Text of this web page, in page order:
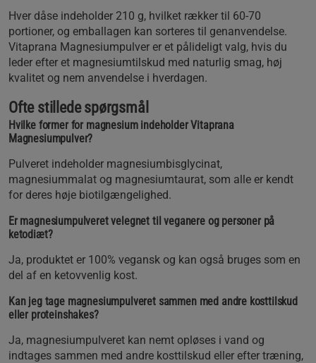
Hver dåse indeholder 210 g, hvilket rækker til 60-70
portioner, og emballagen kan sorteres til genanvendelse.
Vitaprana Magnesiumpulver er et pålideligt valg, hvis du
leder efter et magnesiumtilskud med naturlig smag, høj
kvalitet og nem anvendelse i hverdagen.
Ofte stillede spørgsmål
Hvilke former for magnesium indeholder Vitaprana
Magnesiumpulver?
Pulveret indeholder magnesiumbisglycinat,
magnesiummalat og magnesiumtaurat, som alle er kendt
for deres høje biotilgængelighed.
Er magnesiumpulveret velegnet til veganere og personer på
ketodiæt?
Ja, produktet er 100% vegansk og kan også bruges som en
del af en ketovvenlig kost.
Kan jeg tage magnesiumpulveret sammen med andre kosttilskud
eller proteinshakes?
Ja, magnesiumpulveret kan nemt opløses i vand og
indtages sammen med andre kosttilskud eller efter træning,